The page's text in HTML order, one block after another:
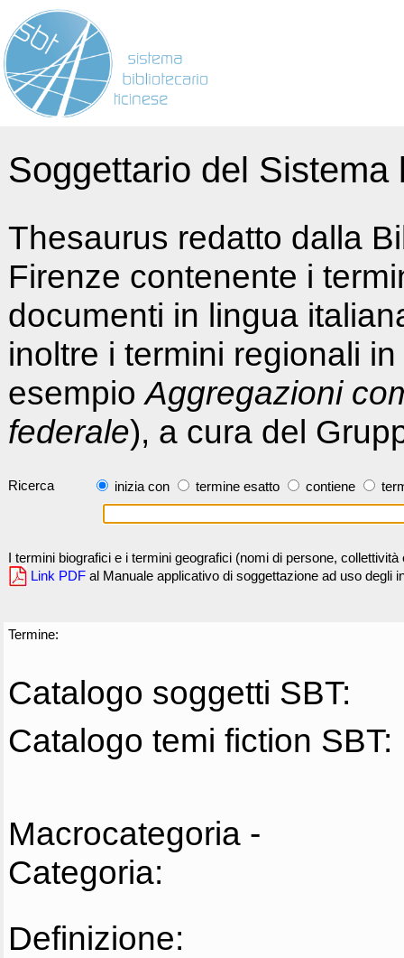
Soggettario del
Thesaurus redatto dalla
Firenze contenente i
documenti in lingua
inoltre i termini regionali
esempioAggregazioni
federale), a cura del
Ricerca inizia con termine esatto contiene
I termini biografici e i termini geografici (nomi di persone,
Link PDF al Manuale applicativo di soggettazione ad uso degli
Termine:
Catalogo soggetti SBT:
Catalogo temi fiction SBT:
Macrocategoria -
Categoria:
Definizione: